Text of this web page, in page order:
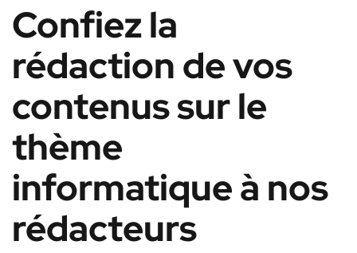
Confiez la
rédaction de vos
contenus sur le
thème
informatique à nos
rédacteurs